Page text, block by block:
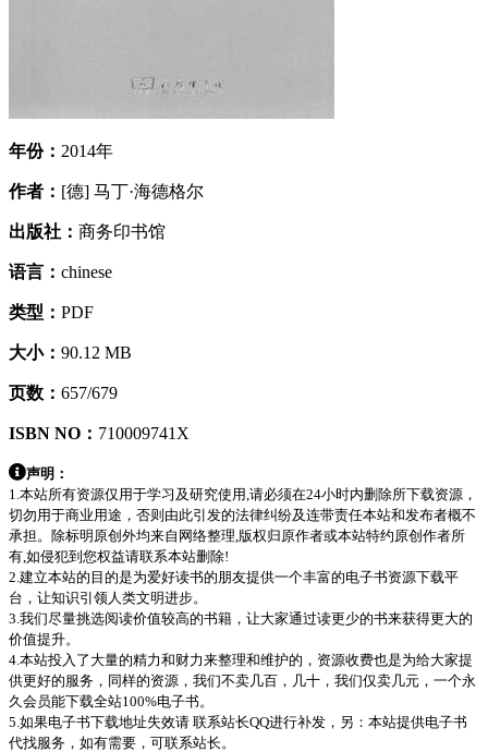
年份： 2014年
作者： [德] 马丁·海德格尔
出版社： 商务印书馆
语言： chinese
类型： PDF
大小： 90.12 MB
页数： 657/679
ISBN NO： 710009741X
声明：
1.本站所有资源仅用于学习及研究使用,请必须在24小时内删除所下载资源，
切勿用于商业用途，否则由此引发的法律纠纷及连带责任本站和发布者概不
承担。除标明原创外均来自网络整理,版权归原作者或本站特约原创作者所
有,如侵犯到您权益请联系本站删除!
2.建立本站的目的是为爱好读书的朋友提供一个丰富的电子书资源下载平
台，让知识引领人类文明进步。
3.我们尽量挑选阅读价值较高的书籍，让大家通过读更少的书来获得更大的
价值提升。
4.本站投入了大量的精力和财力来整理和维护的，资源收费也是为给大家提
供更好的服务，同样的资源，我们不卖几百，几十，我们仅卖几元，一个永
久会员能下载全站100%电子书。
5.如果电子书下载地址失效请 联系站长QQ进行补发，另：本站提供电子书
代找服务，如有需要，可联系站长。